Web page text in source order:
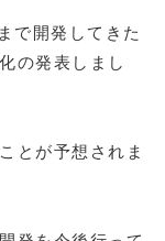
で開発してきた
の発表しまし
とが予想されま